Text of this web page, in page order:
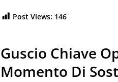
Post Views: 146
Guscio Chiave
Momento Di